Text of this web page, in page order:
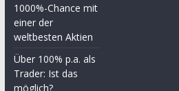
1000%-Chance mit
einer der
weltbesten Aktien
Über 100% p.a. als
Trader: Ist das
möglich?